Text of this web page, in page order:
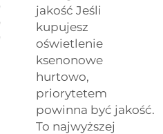
jakość Jeśli
kupujesz
oświetlenie
ksenonowe
hurtowo,
priorytetem
powinna być jakość.
To najwyższej